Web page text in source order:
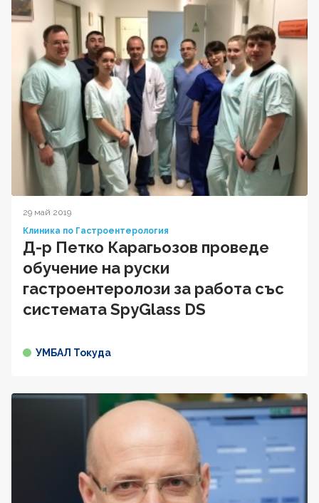
29 май 2019
Клиника по Гастроентерология
Д-р Петко Карагьозов проведе
обучение на руски
гастроентеролози за работа със
системата SpyGlass DS
УМБАЛ Токуда